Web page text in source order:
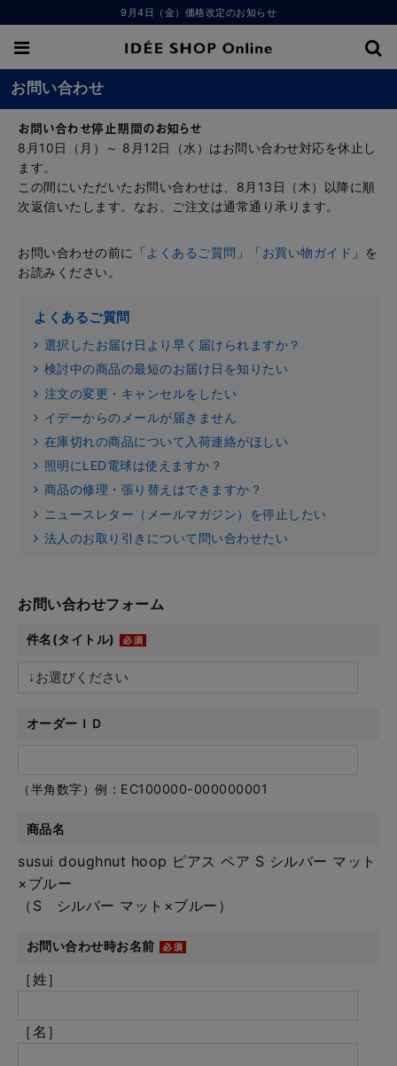
9月4日（金）価格改定のお知らせ
お問い合わせ
お問い合わせ停止期間のお知らせ
8月10日（月）～ 8月12日（水）はお問い合わせ対応を休止し
ます。
この間にいただいたお問い合わせは、8月13日（木）以降に順
次返信いたします。なお、ご注文は通常通り承ります。
お問い合わせの前に「よくあるご質問 」「お買い物ガイド 」を
お読みください。
よくあるご質問
選択したお届け日より早く届けられますか？
検討中の商品の最短のお届け日を知りたい
注文の変更・キャンセルをしたい
イデーからのメールが届きません
在庫切れの商品について入荷連絡がほしい
照明にLED電球は使えますか？
商品の修理・張り替えはできますか？
ニュースレター（メールマガジン）を停止したい
法人のお取り引きについて問い合わせたい
お問い合わせフォーム
件名(タイトル)
オーダーＩＤ
（半角数字）例：EC100000-000000001
商品名
susui doughnut hoop ピアス ペア S シルバー マット
×ブルー
（S シルバー マット×ブルー）
お問い合わせ時お名前
［姓］
［名］